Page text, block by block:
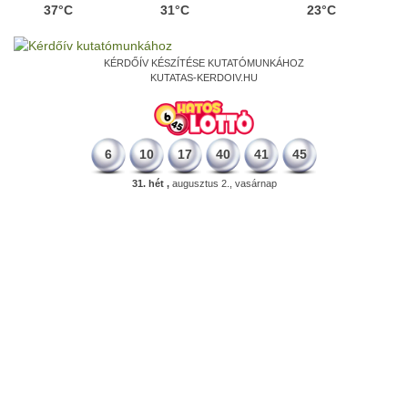
37°C 31°C 23°C
KÉRDŐÍV KÉSZÍTÉSE KUTATÓMUNKÁHOZ
KUTATAS-KERDOIV.HU
6 10 17 40 41 45
31. hét ,augusztus 2., vasárnap